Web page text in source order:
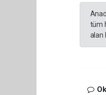
tüm
alan